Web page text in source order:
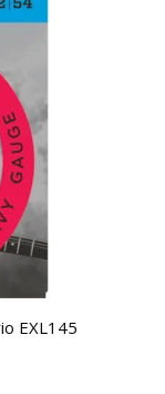
EXL145